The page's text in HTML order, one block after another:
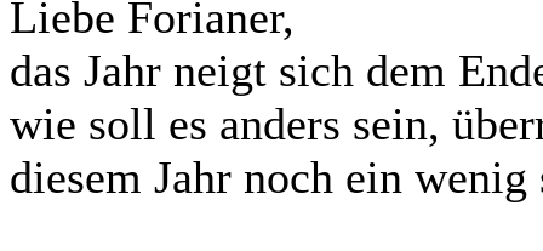
Liebe Forianer,
das Jahr neigt sich dem
wie soll es anders sein,
diesem Jahr noch ein